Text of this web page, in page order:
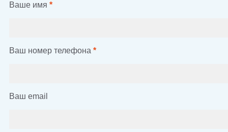
Ваше имя *
Ваш номер телефона *
Ваш email